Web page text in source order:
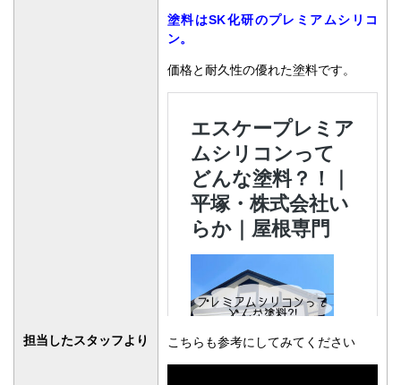
担当したスタッフより
塗料はSK化研のプレミアムシリコ
ン。
価格と耐久性の優れた塗料です。
こちらも参考にしてみてください